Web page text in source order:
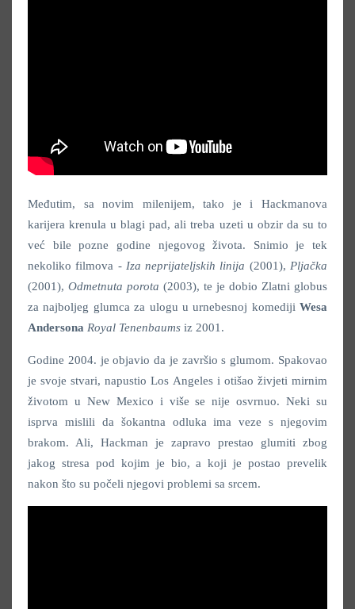
Međutim, sa novim milenijem, tako je i Hackmanova
karijera krenula u blagi pad, ali treba uzeti u obzir da su to
već bile pozne godine njegovog života. Snimio je tek
nekoliko filmova - Iza neprijateljskih linija (2001), Pljačka
(2001), Odmetnuta porota (2003), te je dobio Zlatni globus
za najboljeg glumca za ulogu u urnebesnoj komediji Wesa
Andersona Royal Tenenbaums iz 2001.
Godine 2004. je objavio da je završio s glumom. Spakovao
je svoje stvari, napustio Los Angeles i otišao živjeti mirnim
životom u New Mexico i više se nije osvrnuo. Neki su
isprva mislili da šokantna odluka ima veze s njegovim
brakom. Ali, Hackman je zapravo prestao glumiti zbog
jakog stresa pod kojim je bio, a koji je postao prevelik
nakon što su počeli njegovi problemi sa srcem.